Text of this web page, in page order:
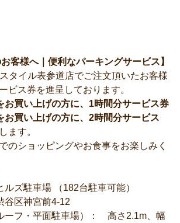
客様へ｜便利なパーキングサービス】
タイル表参道店でご注文頂いたお客様
ビス券を進呈しております。
お買い上げの方に、1時間分サービス券
お買い上げの方に、2時間分サービス
ます。
のショッピングやお食事をお楽しみく
ズ駐車場 （182台駐車可能）
区神宮前4-12
ーフ・平面駐車場）： 高さ2.1m、幅